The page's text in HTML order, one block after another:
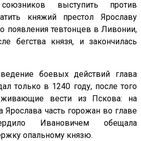
выступить против
княжий престол Ярославу
появления тевтонцев в Ливонии,
бегства князя, и закончилась
боевых действий глава
только в 1240 году, после того
вести из Пскова: на
часть горожан во главе
Ивановичем обещала
опальному князю.